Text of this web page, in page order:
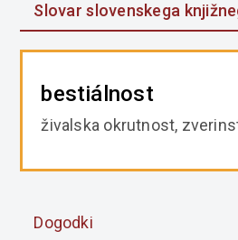
Slovar slovenskega
bestiálnost
živalska okrutnost,
Dogodki